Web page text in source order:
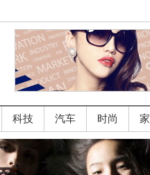
科技 汽车 时尚